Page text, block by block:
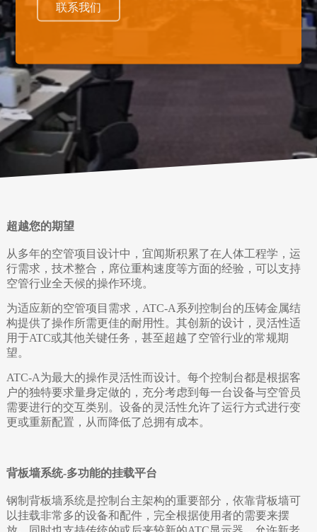
联系我们
超越您的期望
从多年的空管项目设计中，宜闻斯积累了在人体工程学，运
行需求，技术整合，席位重构速度等方面的经验，可以支持
空管行业全天候的操作环境。
为适应新的空管项目需求，ATC-A系列控制台的压铸金属结
构提供了操作所需更佳的耐用性。其创新的设计，灵活性适
用于ATC或其他关键任务，甚至超越了空管行业的常规期
望。
ATC-A为最大的操作灵活性而设计。每个控制台都是根据客
户的独特要求量身定做的，充分考虑到每一台设备与空管员
需要进行的交互类别。设备的灵活性允许了运行方式进行变
更或重新配置，从而降低了总拥有成本。
背板墙系统-多功能的挂载平台
钢制背板墙系统是控制台主架构的重要部分，依靠背板墙可
以挂载非常多的设备和配件，完全根据使用者的需要来摆